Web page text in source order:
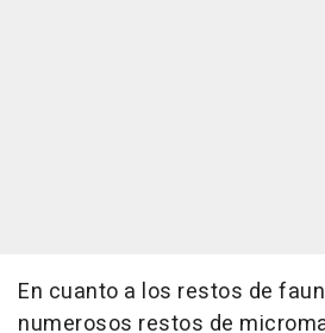
En cuanto a los restos de
numerosos restos de